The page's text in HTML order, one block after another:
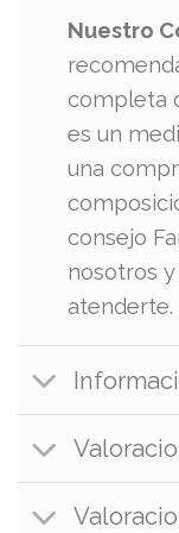
Nuestro
completa
es un
una
consejo
nosotros
atenderte.